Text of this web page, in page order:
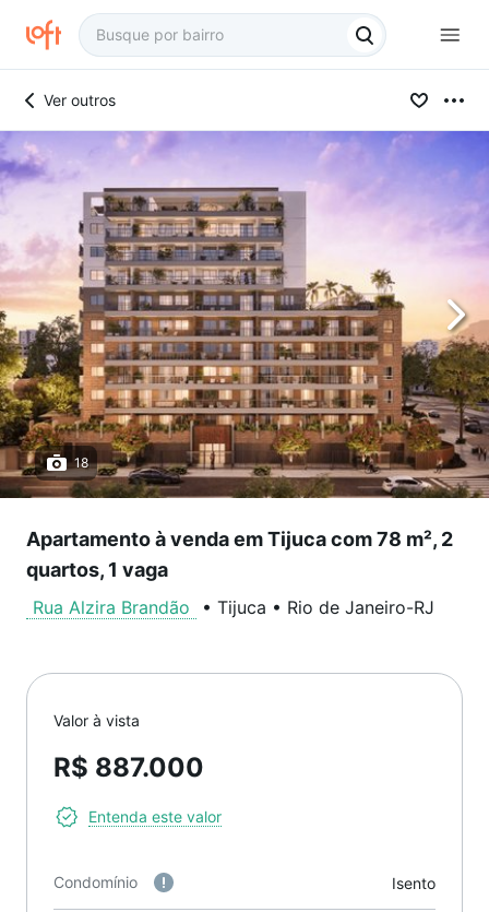
Ver outros
18
Apartamento à venda em Tijuca com 78 m², 2
quartos, 1 vaga
Rua Alzira Brandão • Tijuca • Rio de Janeiro-RJ
Valor à vista
R$ 887.000
Entenda este valor
Condomínio Isento